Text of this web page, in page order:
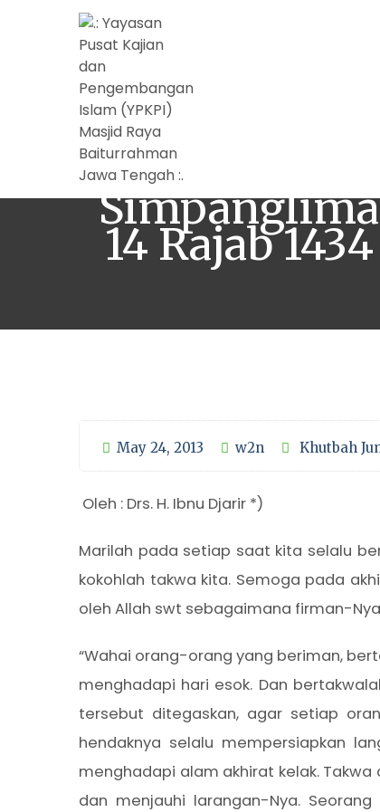
Khutbah
14 Rajab
May 24, 2013 w2n Khutbah
Oleh : Drs. H. Ibnu Djarir *)
Marilah pada setiap saat kita selalu
kokohlah takwa kita. Semoga pada
oleh Allah swt sebagaimana firman-Nya
“Wahai orang-orang yang beriman,
menghadapi hari esok. Dan
tersebut ditegaskan, agar setiap
hendaknya selalu mempersiapkan
menghadapi alam akhirat kelak.
dan menjauhi larangan-Nya.